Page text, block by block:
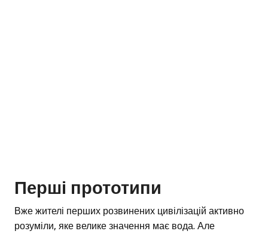
Перші прототипи
Вже жителі перших розвинених цивілізацій активно
розуміли, яке велике значення має вода. Але